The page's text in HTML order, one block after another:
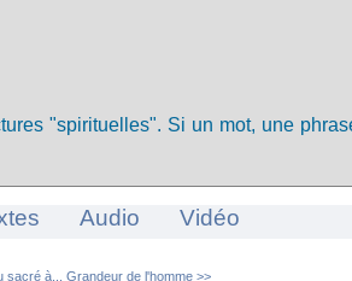
"spirituelles". Si un mot, une
Audio Vidéo
sacré à... Grandeur de l'homme >>